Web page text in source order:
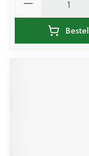
Bestel